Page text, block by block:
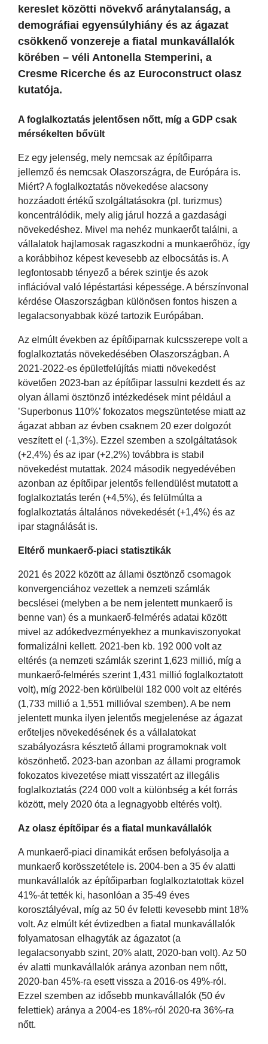
kereslet közötti növekvő aránytalanság, a
demográfiai egyensúlyhiány és az ágazat
csökkenő vonzereje a fiatal munkavállalók
körében – véli Antonella Stemperini, a
Cresme Ricerche és az Euroconstruct olasz
kutatója.
A foglalkoztatás jelentősen nőtt, míg a GDP csak
mérsékelten bővült
Ez egy jelenség, mely nemcsak az építőiparra
jellemző és nemcsak Olaszországra, de Európára is.
Miért? A foglalkoztatás növekedése alacsony
hozzáadott értékű szolgáltatásokra (pl. turizmus)
koncentrálódik, mely alig járul hozzá a gazdasági
növekedéshez. Mivel ma nehéz munkaerőt találni, a
vállalatok hajlamosak ragaszkodni a munkaerőhöz, így
a korábbihoz képest kevesebb az elbocsátás is. A
legfontosabb tényező a bérek szintje és azok
inflációval való lépéstartási képessége. A bérszínvonal
kérdése Olaszországban különösen fontos hiszen a
legalacsonyabbak közé tartozik Európában.
Az elmúlt években az építőiparnak kulcsszerepe volt a
foglalkoztatás növekedésében Olaszországban. A
2021-2022-es épületfelújítás miatti növekedést
követően 2023-ban az építőipar lassulni kezdett és az
olyan állami ösztönző intézkedések mint például a
’Superbonus 110%’ fokozatos megszüntetése miatt az
ágazat abban az évben csaknem 20 ezer dolgozót
veszített el (-1,3%). Ezzel szemben a szolgáltatások
(+2,4%) és az ipar (+2,2%) továbbra is stabil
növekedést mutattak. 2024 második negyedévében
azonban az építőipar jelentős fellendülést mutatott a
foglalkoztatás terén (+4,5%), és felülmúlta a
foglalkoztatás általános növekedését (+1,4%) és az
ipar stagnálását is.
Eltérő munkaerő-piaci statisztikák
2021 és 2022 között az állami ösztönző csomagok
konvergenciához vezettek a nemzeti számlák
becslései (melyben a be nem jelentett munkaerő is
benne van) és a munkaerő-felmérés adatai között
mivel az adókedvezményekhez a munkaviszonyokat
formalizálni kellett. 2021-ben kb. 192 000 volt az
eltérés (a nemzeti számlák szerint 1,623 millió, míg a
munkaerő-felmérés szerint 1,431 millió foglalkoztatott
volt), míg 2022-ben körülbelül 182 000 volt az eltérés
(1,733 millió a 1,551 millióval szemben). A be nem
jelentett munka ilyen jelentős megjelenése az ágazat
erőteljes növekedésének és a vállalatokat
szabályozásra késztető állami programoknak volt
köszönhető. 2023-ban azonban az állami programok
fokozatos kivezetése miatt visszatért az illegális
foglalkoztatás (224 000 volt a különbség a két forrás
között, mely 2020 óta a legnagyobb eltérés volt).
Az olasz építőipar és a fiatal munkavállalók
A munkaerő-piaci dinamikát erősen befolyásolja a
munkaerő korösszetétele is. 2004-ben a 35 év alatti
munkavállalók az építőiparban foglalkoztatottak közel
41%-át tették ki, hasonlóan a 35-49 éves
korosztályéval, míg az 50 év feletti kevesebb mint 18%
volt. Az elmúlt két évtizedben a fiatal munkavállalók
folyamatosan elhagyták az ágazatot (a
legalacsonyabb szint, 20% alatt, 2020-ban volt). Az 50
év alatti munkavállalók aránya azonban nem nőtt,
2020-ban 45%-ra esett vissza a 2016-os 49%-ról.
Ezzel szemben az idősebb munkavállalók (50 év
felettiek) aránya a 2004-es 18%-ról 2020-ra 36%-ra
nőtt.